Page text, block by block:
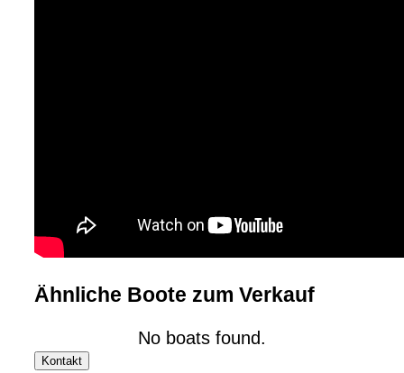
Ähnliche Boote zum Verkauf
No boats found.
Kontakt